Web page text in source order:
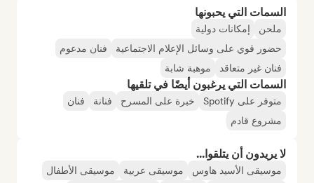
السمات التي يحبونها
ملحن
إمكانات دولية
حضور قوي على وسائل الإعلام الاجتماعية
فنان مدعوم
فنان غير متعاقد
موهبة شابة
السمات التي يرغبون أيضًا في تلقيها
متوفر على Spotify خبرة على المسرح فنانة
فنان
مشروع قادم
لا يريدون أن يتلقوا...
موسيقى الأسيد هاوس موسيقى عربية
موسيقى الأطفال